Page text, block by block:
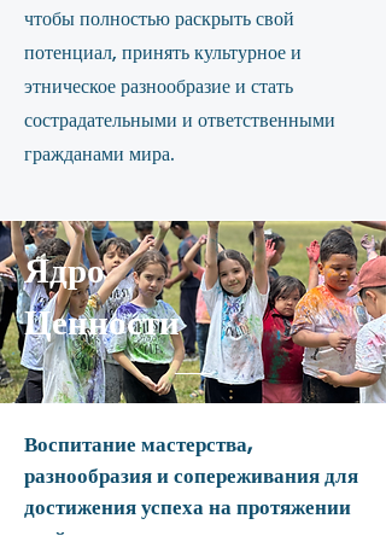
чтобы полностью раскрыть свой
потенциал, принять культурное и
этническое разнообразие и стать
сострадательными и ответственными
гражданами мира.
Ядро
Ценности
Воспитание мастерства,
разнообразия и сопереживания для
достижения успеха на протяжении